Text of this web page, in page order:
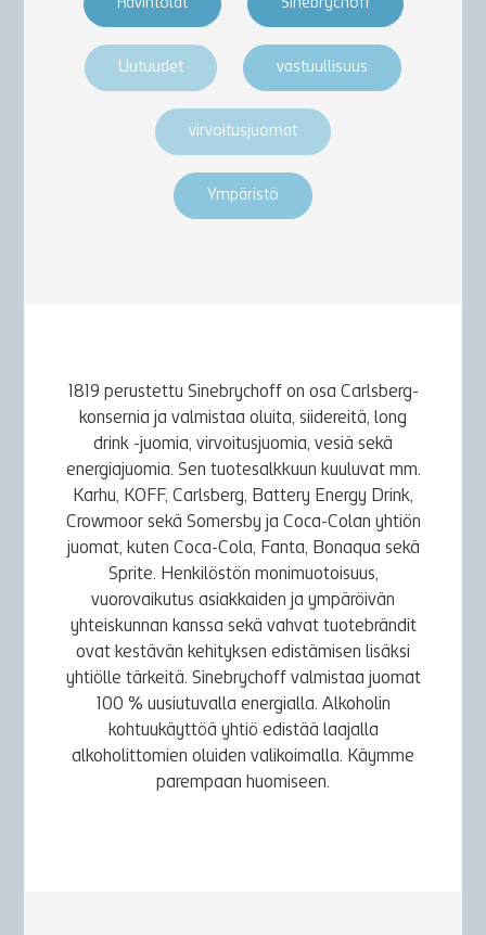
Ravintolat Sinebrychoff
Uutuudet vastuullisuus
virvoitusjuomat
Ympäristö
1819 perustettu Sinebrychoff on osa Carlsberg-
konsernia ja valmistaa oluita, siidereitä, long
drink -juomia, virvoitusjuomia, vesiä sekä
energiajuomia. Sen tuotesalkkuun kuuluvat mm.
Karhu, KOFF, Carlsberg, Battery Energy Drink,
Crowmoor sekä Somersby ja Coca-Colan yhtiön
juomat, kuten Coca-Cola, Fanta, Bonaqua sekä
Sprite. Henkilöstön monimuotoisuus,
vuorovaikutus asiakkaiden ja ympäröivän
yhteiskunnan kanssa sekä vahvat tuotebrändit
ovat kestävän kehityksen edistämisen lisäksi
yhtiölle tärkeitä. Sinebrychoff valmistaa juomat
100 % uusiutuvalla energialla. Alkoholin
kohtuukäyttöä yhtiö edistää laajalla
alkoholittomien oluiden valikoimalla. Käymme
parempaan huomiseen.